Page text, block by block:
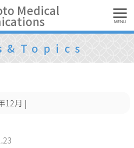
Medical
MENU
12月 |